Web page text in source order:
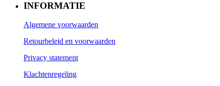
INFORMATIE
Algemene voorwaarden
Retourbeleid en voorwaarden
Privacy statement
Klachtenregeling